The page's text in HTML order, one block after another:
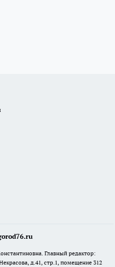
Главный редактор:
д.41, стр.1, помещение 312